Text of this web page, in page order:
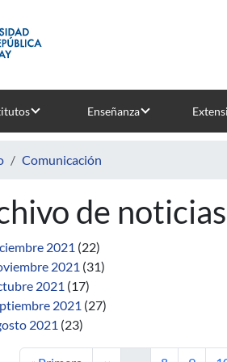
Enseñanza
Comunicación
de noticias
2021 (22)
2021 (31)
2021 (17)
2021 (27)
2021 (23)